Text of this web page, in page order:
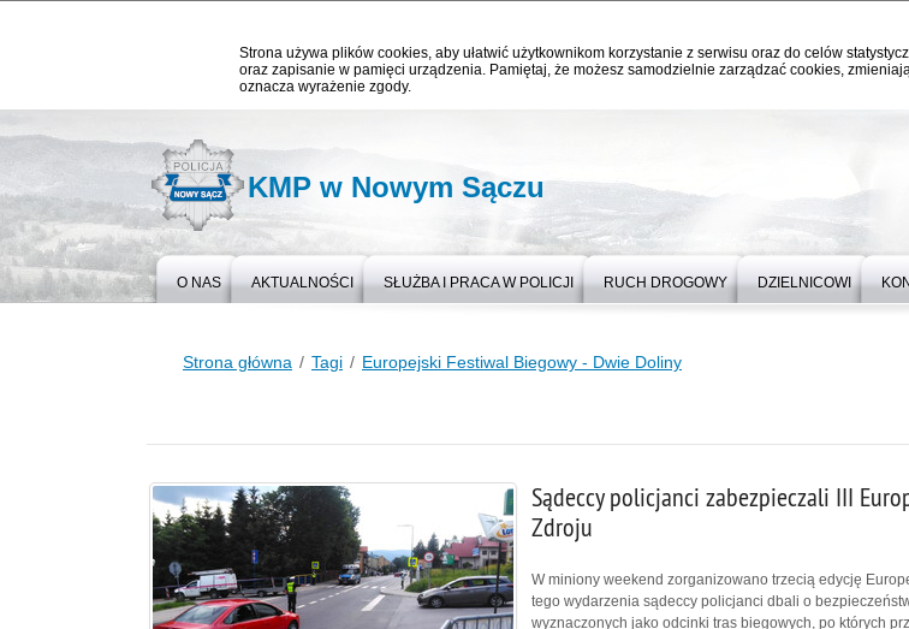
Strona używa plików cookies, aby ułatwić użytkownikom korzystanie z serwisu oraz do celów
oraz zapisanie w pamięci urządzenia. Pamiętaj, że możesz samodzielnie zarządzać cookies,
oznacza wyrażenie zgody.
KMP w Nowym Sączu
O NAS AKTUALNOŚCI SŁUŻBA I PRACA W POLICJI RUCH DROGOWY DZIELNICOWI
Strona główna Tagi Europejski Festiwal Biegowy - Dwie Doliny
Sądeccy policjanci zabezpieczali III
Zdroju
W miniony weekend zorganizowano trzecią edycję
tego wydarzenia sądeccy policjanci dbali o
wyznaczonych jako odcinki tras biegowych, po których